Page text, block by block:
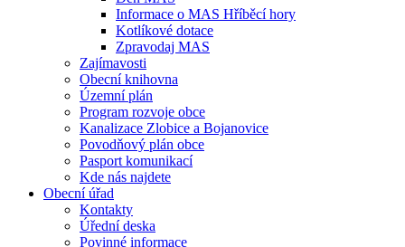
Informace o MAS Hříběcí hory
Kotlíkové dotace
Zpravodaj MAS
Zajímavosti
Obecní knihovna
Územní plán
Program rozvoje obce
Kanalizace Zlobice a Bojanovice
Povodňový plán obce
Pasport komunikací
Kde nás najdete
Obecní úřad
Kontakty
Úřední deska
Povinné informace